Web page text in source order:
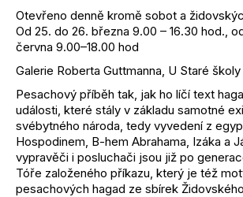
Otevřeno denně kromě sobot a
Od 25. do 26. března 9.00 – 16.30 hod.,
června 9.00–18.00 hod
Galerie Roberta Guttmanna, U Staré školy
Pesachový příběh tak, jak ho líčí text
události, které stály v základu samotné
svébytného národa, tedy vyvedení z
Hospodinem, B-hem Abrahama, Izáka a
vypravěči i posluchači jsou již po
Tóře založeného příkazu, který je též
pesachových hagad ze sbírek